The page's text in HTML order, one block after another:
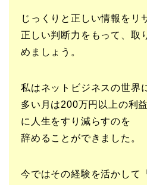
じっくりと正しい情報をリ
正しい判断力をもって、取
めましょう。
私はネットビジネスの世界
多い月は200万円以上の利
に人生をすり減らすのを
辞めることができました。
今ではその経験を活かして